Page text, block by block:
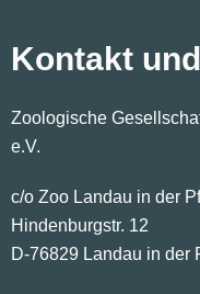
Kontakt
Zoologische
e.V.
c/o Zoo Landau in der
Hindenburgstr. 12
D-76829 Landau in der